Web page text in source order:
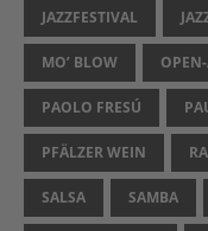
JAZZFESTIVAL
MO’ BLOW
PAOLO FRESÚ
PFÄLZER WEIN
SALSA SAMBA